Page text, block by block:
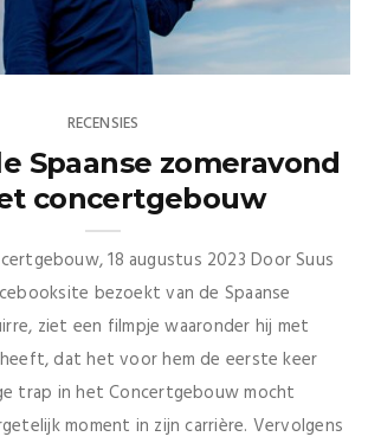
RECENSIES
Spaanse zomeravond
concertgebouw
18 augustus 2023 Door Suus
bezoekt van de Spaanse
ziet een filmpje waaronder hij met
dat het voor hem de eerste keer
trap in het Concertgebouw mocht
moment in zijn carrière. Vervolgens